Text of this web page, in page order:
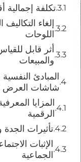
تكلفة إجمالية
إلغاء
اللوحات
أثر قابل
والمبيعات
المبادئ النفسية
شاشات العرض LED
المزايا
الرقمية
تأثيرات الجدة
الإثبات
الجماعية